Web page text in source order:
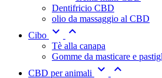
Dentifricio CBD
olio da massaggio al CBD
Cibo  
Tè alla canapa
Gomme da masticare e
CBD per animali
 